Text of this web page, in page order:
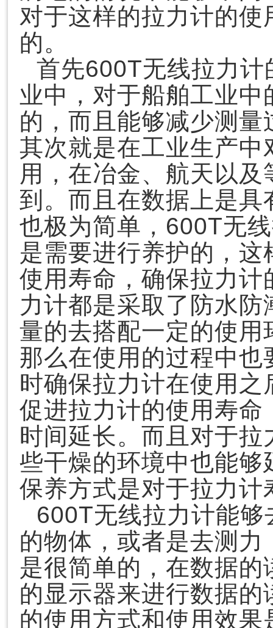
对于这样的拉力计的
的。
首先600T无线拉力
业中，对于船舶工业
的，而且能够减少测
其次就是在工业生产
用，在冶金、航天以
到。而且在数据上是
也极为简单，600T无
是需要进行养护的，
使用寿命，确保拉力
力计都是采取了防水
量的去搭配一定的使
那么在使用的过程中
时确保拉力计在使用
促进拉力计的使用寿
时间延长。而且对于
些干燥的环境中也能
保养方式是对于拉力
600T无线拉力计能
的物体，或者是去测
是很简单的，在数据
的显示器来进行数据
的使用方式和使用效